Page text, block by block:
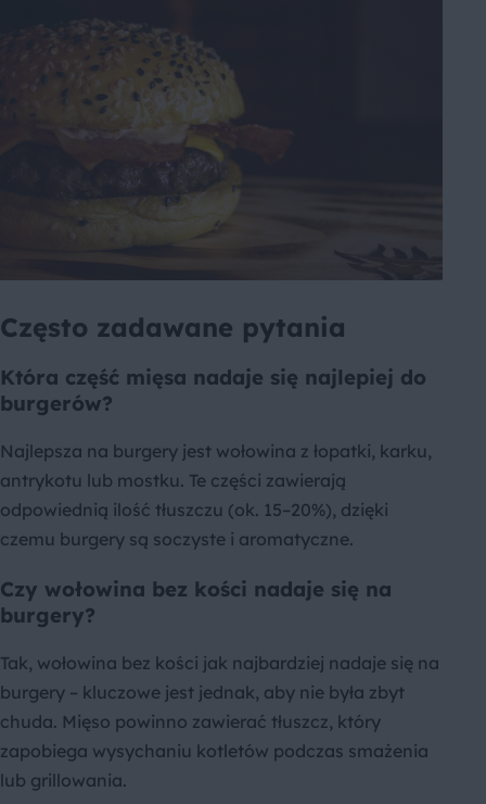
Często zadawane pytania
Która część mięsa nadaje się najlepiej do
burgerów?
Najlepsza na burgery jest wołowina z łopatki, karku,
antrykotu lub mostku. Te części zawierają
odpowiednią ilość tłuszczu (ok. 15–20%), dzięki
czemu burgery są soczyste i aromatyczne.
Czy wołowina bez kości nadaje się na
burgery?
Tak, wołowina bez kości jak najbardziej nadaje się na
burgery – kluczowe jest jednak, aby nie była zbyt
chuda. Mięso powinno zawierać tłuszcz, który
zapobiega wysychaniu kotletów podczas smażenia
lub grillowania.